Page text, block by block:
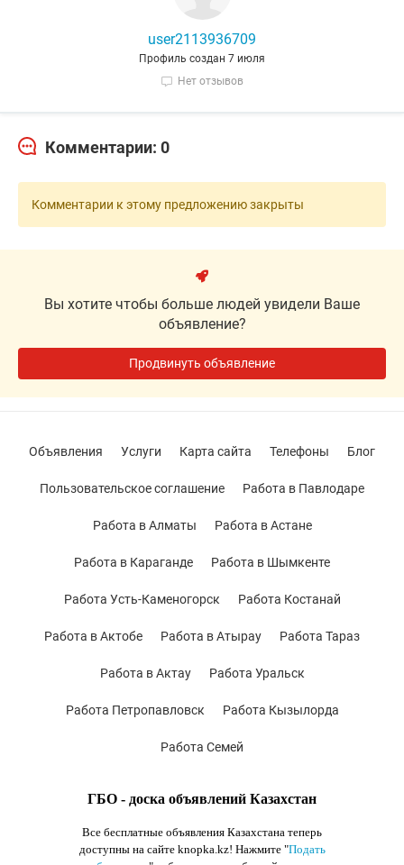
user2113936709
Профиль создан 7 июля
Нет отзывов
Комментарии: 0
Комментарии к этому предложению закрыты
Вы хотите чтобы больше людей увидели Ваше
объявление?
Продвинуть объявление
ГБО - доска объявлений Казахстан
Все бесплатные объявления Казахстана теперь
доступны на сайте knopka.kz! Нажмите "Подать
Объявления Услуги Карта сайта Телефоны Блог
Пользовательское соглашение Работа в Павлодаре
Работа в Алматы Работа в Астане
Работа в Караганде Работа в Шымкенте
Работа Усть-Каменогорск Работа Костанай
Работа в Актобе Работа в Атырау Работа Тараз
Работа в Актау Работа Уральск
Работа Петропавловск Работа Кызылорда
Работа Семей